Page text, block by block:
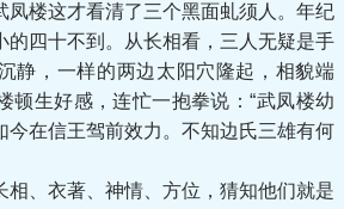
楼这才看清了三个黑面虬须人。年纪
的四十不到。从长相看，三人无疑是手
静，一样的两边太阳穴隆起，相貌端
顿生好感，连忙一抱拳说：“武凤楼幼
今在信王驾前效力。不知边氏三雄有何
、衣著、神情、方位，猜知他们就是